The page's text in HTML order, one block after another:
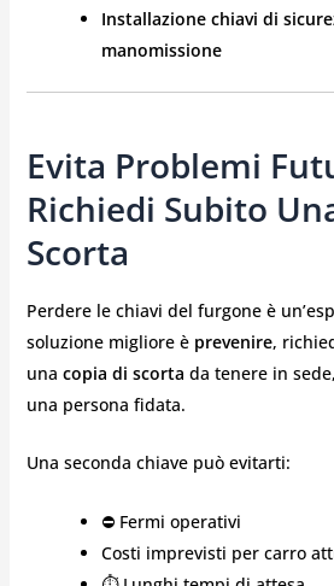
Installazione chiavi di
manomissione
Evita Problemi
Richiedi Subito
Scorta
Perdere le chiavi del furgone è
soluzione migliore è prevenire,
una copia di scorta da tenere in
una persona fidata.
Una seconda chiave può evitarti:
⛔ Fermi operativi
Costi imprevisti per carro